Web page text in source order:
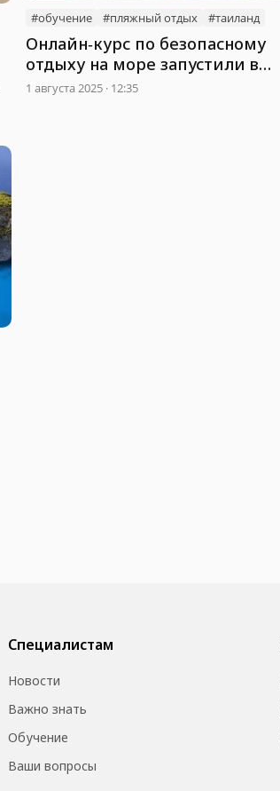
#обучение #пляжный отдыx #таиланд
Онлайн‑курс по безопасному
отдыху на море запустили в
Таиланде
1 августа 2025 · 12:35
Специалистам
Новости
Важно знать
Обучение
Ваши вопросы